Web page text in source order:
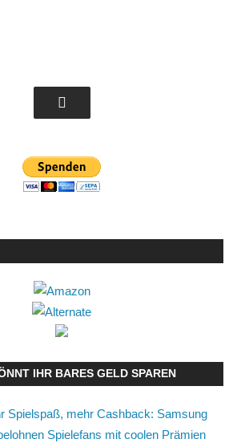
IHR BARES GELD SPAREN
Spielspaß, mehr Cashback: Samsung
Spielefans mit coolen Prämien